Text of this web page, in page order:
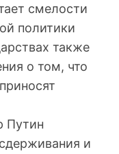
смелости
политики
также
о том, что
Путин
и